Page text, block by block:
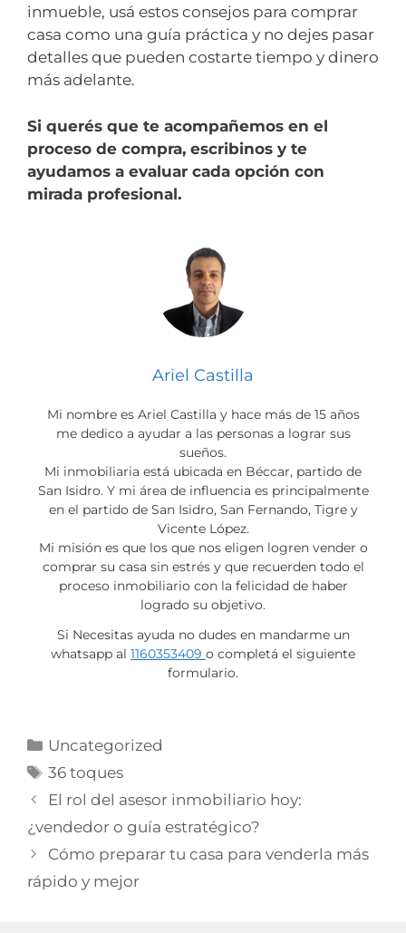
inmueble, usá estos consejos para comprar
casa como una guía práctica y no dejes pasar
detalles que pueden costarte tiempo y dinero
más adelante.
Si querés que te acompañemos en el
proceso de compra, escribinos y te
ayudamos a evaluar cada opción con
mirada profesional.
Ariel Castilla
Mi nombre es Ariel Castilla y hace más de 15 años
me dedico a ayudar a las personas a lograr sus
sueños.
Mi inmobiliaria está ubicada en Béccar, partido de
San Isidro. Y mi área de influencia es principalmente
en el partido de San Isidro, San Fernando, Tigre y
Vicente López.
Mi misión es que los que nos eligen logren vender o
comprar su casa sin estrés y que recuerden todo el
proceso inmobiliario con la felicidad de haber
logrado su objetivo.
Si Necesitas ayuda no dudes en mandarme un
whatsapp al 1160353409 o completá el siguiente
formulario.
Uncategorized
36 toques
El rol del asesor inmobiliario hoy:
¿vendedor o guía estratégico?
Cómo preparar tu casa para venderla más
rápido y mejor